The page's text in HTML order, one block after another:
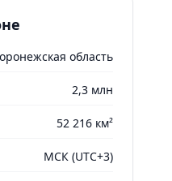
область
2,3 млн
52 216 км²
МСК (UTC+3)